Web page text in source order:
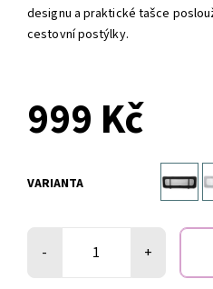
designu a praktické tašce
cestovní postýlky.
999 Kč
VARIANTA
- +